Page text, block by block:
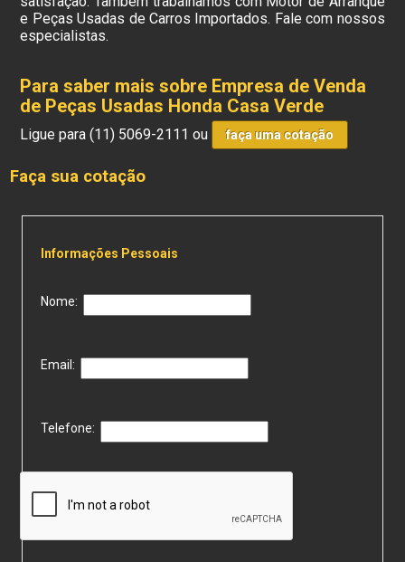
e Peças Usadas de Carros Importados. Fale com nossos
especialistas.
Para saber mais sobre Empresa de Venda
de Peças Usadas Honda Casa Verde
Ligue para(11) 5069-2111 ou faça uma cotação
Faça sua cotação
Informações Pessoais
Nome:
Email:
Telefone: